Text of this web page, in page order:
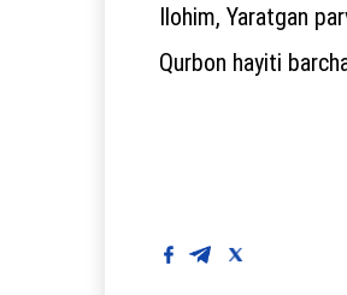
Ilohim, Yaratgan
Qurbon hayiti